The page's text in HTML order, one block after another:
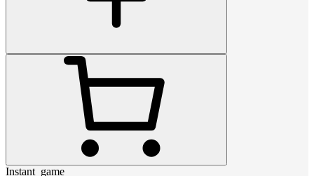
Instant_game